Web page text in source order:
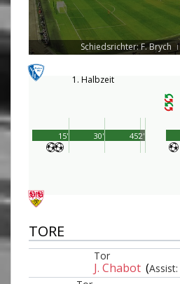
Schiedsrichter: F. Brych
|
1. Halbzeit
45'
15' 30' 2'
TORE
Tor
J. Chabot (Assist: